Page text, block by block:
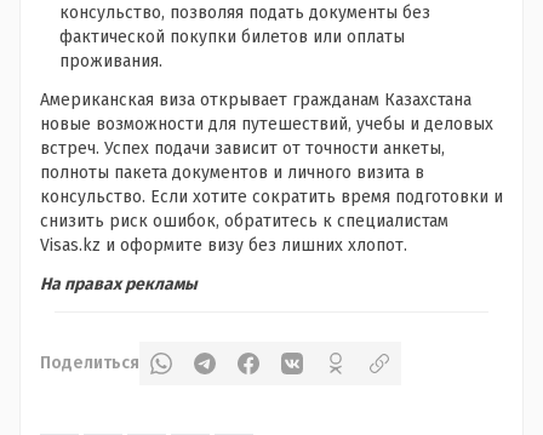
консульство, позволяя подать документы без
фактической покупки билетов или оплаты
проживания.
Американская виза открывает гражданам Казахстана
новые возможности для путешествий, учебы и деловых
встреч. Успех подачи зависит от точности анкеты,
полноты пакета документов и личного визита в
консульство. Если хотите сократить время подготовки и
снизить риск ошибок, обратитесь к специалистам
Visas.kz и оформите визу без лишних хлопот.
На правах рекламы
Поделиться